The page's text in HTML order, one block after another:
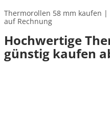
Thermorollen 58 mm kaufen
auf Rechnung
Hochwertige
günstig kaufen